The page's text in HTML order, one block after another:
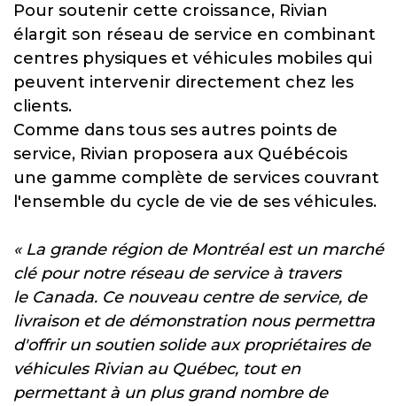
Pour soutenir cette croissance, Rivian
élargit son réseau de service en combinant
centres physiques et véhicules mobiles qui
peuvent intervenir directement chez les
clients.
Comme dans tous ses autres points de
service, Rivian proposera aux Québécois
une gamme complète de services couvrant
l'ensemble du cycle de vie de ses véhicules.
« La grande région de Montréal est un marché
clé pour notre réseau de service à travers
le Canada. Ce nouveau centre de service, de
livraison et de démonstration nous permettra
d'offrir un soutien solide aux propriétaires de
véhicules Rivian au Québec, tout en
permettant à un plus grand nombre de